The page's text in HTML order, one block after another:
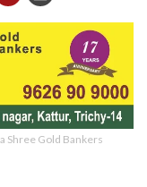
Shree Gold Bankers